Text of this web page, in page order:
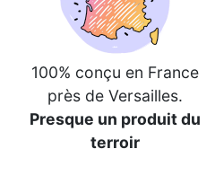
100% conçu en France
près de Versailles.
Presque un produit du
terroir